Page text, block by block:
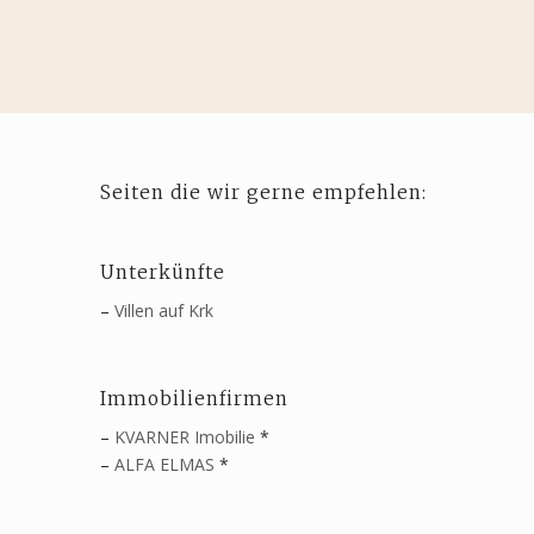
Seiten die wir gerne empfehlen:
Unterkünfte
– Villen auf Krk
Immobilienfirmen
– KVARNER Imobilie *
– ALFA ELMAS *